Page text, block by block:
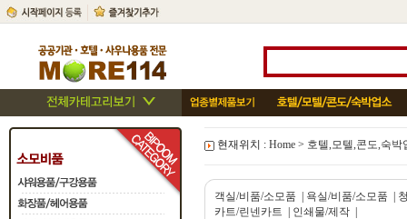
현재위치 : Home > 호텔,모텔,콘도,숙박
객실/비품/소모품 욕실/비품/소모품
카트/린넨카트
인쇄물/제작